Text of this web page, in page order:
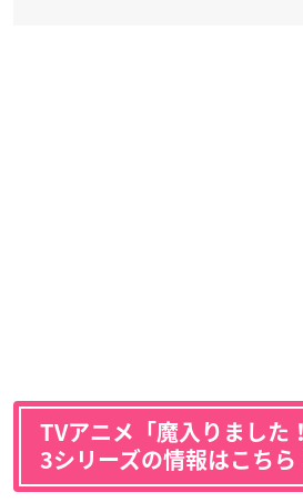
TVアニメ「魔入りました
3シリーズの情報はこちら